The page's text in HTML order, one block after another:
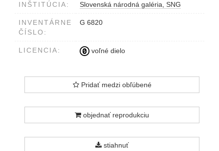
INŠTITÚCIA: Slovenská národná galéria, SNG
INVENTÁRNE
ČÍSLO:
G 6820
LICENCIA: voľné dielo
Pridať medzi obľúbené
objednať reprodukciu
stiahnuť